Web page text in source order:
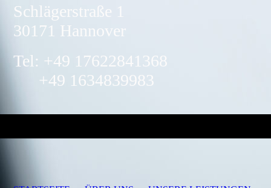
Schlägerstraße 1
30171 Hannover
Tel: +49 17622841368
+49 1634839983